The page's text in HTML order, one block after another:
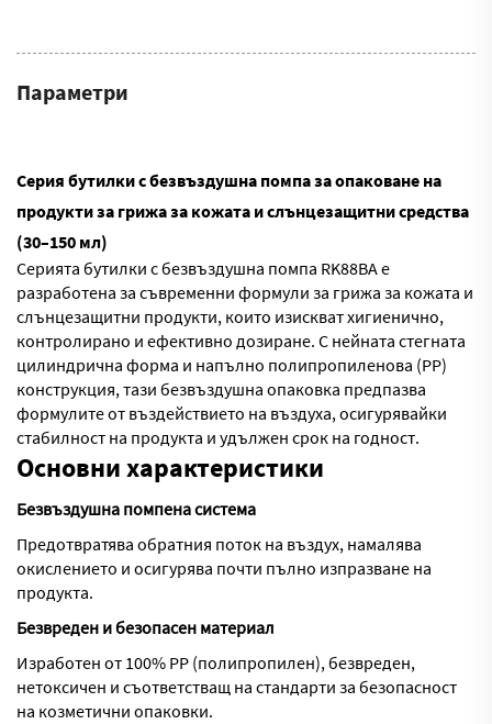
Параметри
Серия бутилки с безвъздушна помпа за опаковане на
продукти за грижа за кожата и слънцезащитни средства
(30–150 мл)
Серията бутилки с безвъздушна помпа RK88BA е
разработена за съвременни формули за грижа за кожата и
слънцезащитни продукти, които изискват хигиенично,
контролирано и ефективно дозиране. С нейната стегната
цилиндрична форма и напълно полипропиленова (PP)
конструкция, тази безвъздушна опаковка предпазва
формулите от въздействието на въздуха, осигурявайки
стабилност на продукта и удължен срок на годност.
Основни характеристики
Безвъздушна помпена система
Предотвратява обратния поток на въздух, намалява
окислението и осигурява почти пълно изпразване на
продукта.
Безвреден и безопасен материал
Изработен от 100% PP (полипропилен), безвреден,
нетоксичен и съответстващ на стандарти за безопасност
на козметични опаковки.